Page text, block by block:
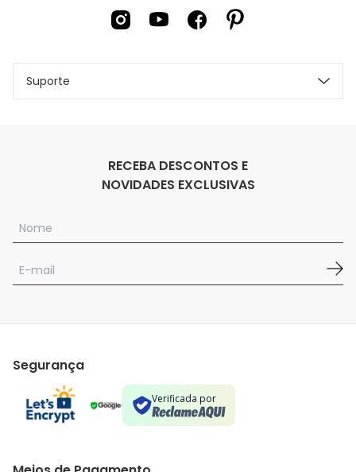
Suporte
RECEBA DESCONTOS E
NOVIDADES EXCLUSIVAS
Segurança
Verificada por